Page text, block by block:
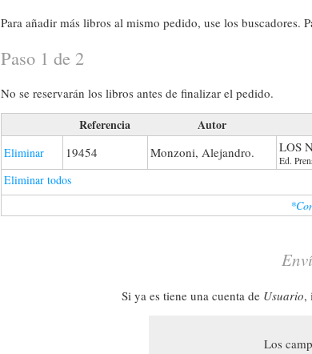
Para añadir más libros al mismo pedido, use los
Paso 1 de 2
No se reservarán los libros antes de finalizar el pedido.
Referencia Autor
Eliminar 19454 Monzoni, Alejandro. LOS
Ed.
Eliminar todos
Si ya es tiene una cuenta de Usuario,
Los